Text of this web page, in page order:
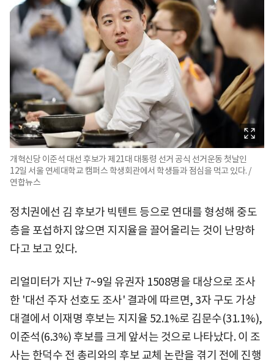
개혁신당 이준석 대선 후보가 제21대 대통령 선거 공식 선거운동 첫날인
12일 서울 연세대학교 캠퍼스 학생회관에서 학생들과 점심을 먹고 있다. /
연합뉴스
정치권에선 김 후보가 빅텐트 등으로 연대를 형성해 중도
층을 포섭하지 않으면 지지율을 끌어올리는 것이 난망하
다고 보고 있다.
리얼미터가 지난 7~9일 유권자 1508명을 대상으로 조사
한 '대선 주자 선호도 조사' 결과에 따르면, 3자 구도 가상
대결에서 이재명 후보는 지지율 52.1%로 김문수(31.1%),
이준석(6.3%) 후보를 크게 앞서는 것으로 나타났다. 이 조
사는 한덕수 전 총리와의 후보 교체 논란을 겪기 전에 진행